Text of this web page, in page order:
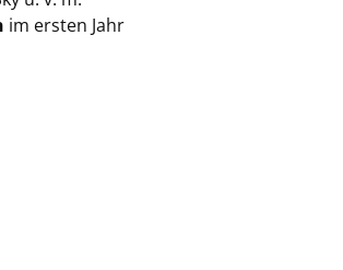
im ersten Jahr